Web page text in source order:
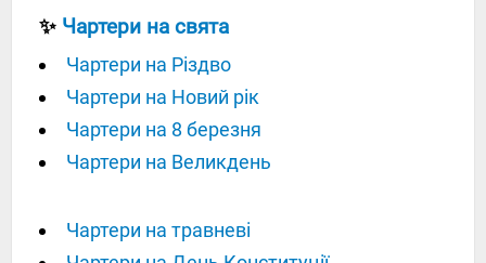
✨ Чартери на свята
Чартери на Різдво
Чартери на Новий рік
Чартери на 8 березня
Чартери на Великдень
Чартери на травневі